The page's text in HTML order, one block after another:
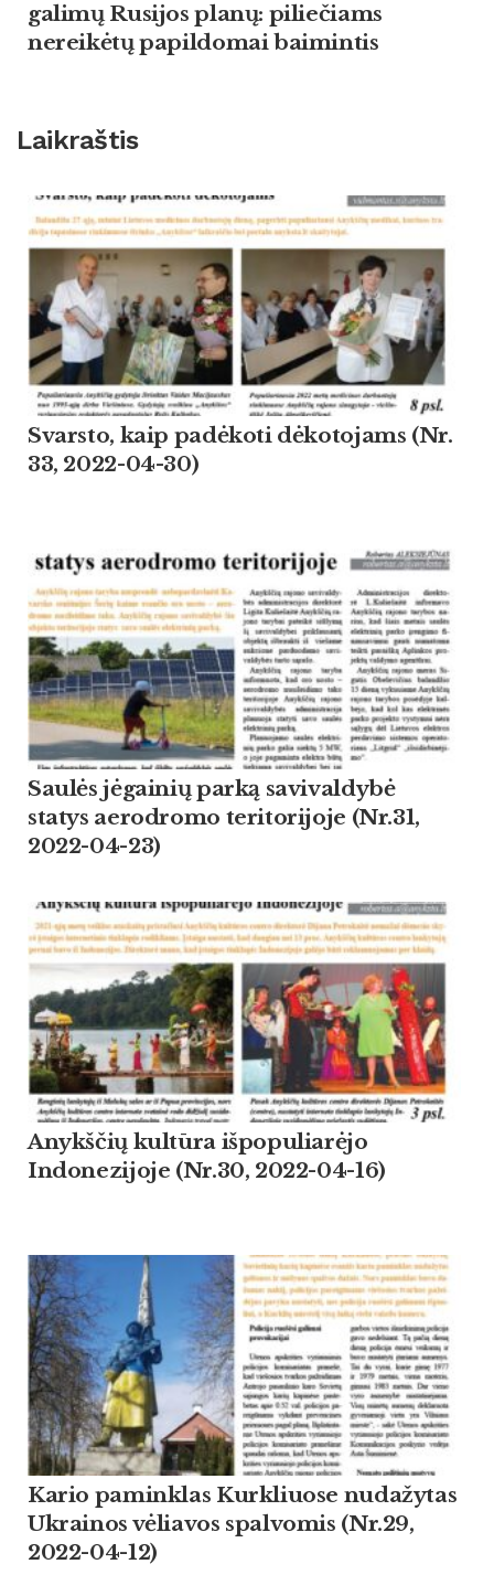
galimų Rusijos planų: piliečiams
nereikėtų papildomai baimintis
Laikraštis
Svarsto, kaip padėkoti dėkotojams (Nr.
33, 2022-04-30)
Saulės jėgainių parką savivaldybė
statys aerodromo teritorijoje (Nr.31,
2022-04-23)
Anykščių kultūra išpopuliarėjo
Indonezijoje (Nr.30, 2022-04-16)
Kario paminklas Kurkliuose nudažytas
Ukrainos vėliavos spalvomis (Nr.29,
2022-04-12)